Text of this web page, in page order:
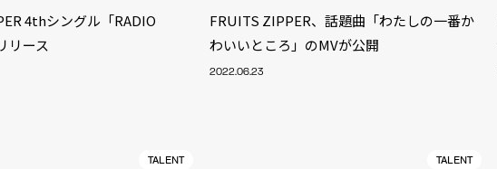
4thシングル「RADIO
リース
FRUITS ZIPPER、話題曲「わたしの一番か
わいいところ」のMVが公開
2022.06.23
TALENT TALENT